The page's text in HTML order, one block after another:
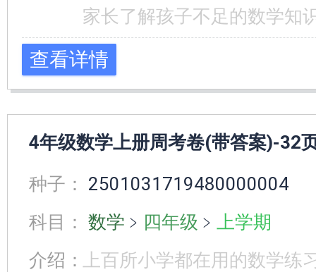
家长了解孩子不足的数学知
查看详情
4年级数学上册周考卷(带答案)-32
种子： 2501031719480000004
科目： 数学 ﹥ 四年级 ﹥ 上学期
介绍：上百所小学都在用的数学练